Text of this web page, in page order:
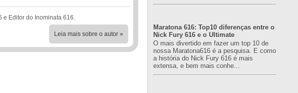
e Editor do Inominata 616.
Leia mais sobre o autor »
Maratona 616: Top10 diferenças entre o
Nick Fury 616 e o Ultimate
O mais divertido em fazer um top 10 de
nossa Maratona616 é a pesquisa. E como
a história do Nick Fury 616 é mais
extensa, e bem mais conhe...